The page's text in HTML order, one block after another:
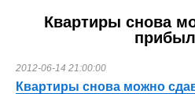
Квартиры снова
2012-06-14 21:00:00
Квартиры снова можно